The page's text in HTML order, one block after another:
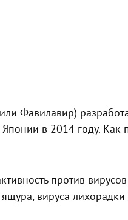
Фавилавир)
в 2014 году. Как
против
вируса лихорадки